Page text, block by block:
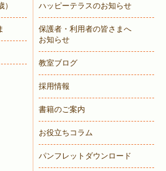
） ハッピーテラスのお知らせ
保護者・利用者の皆さまへ
お知らせ
教室ブログ
採用情報
書籍のご案内
お役立ちコラム
パンフレットダウンロード